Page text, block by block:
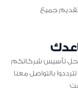
تقديم جميع
تأسيس شركاتكم
بالتواصل معنا